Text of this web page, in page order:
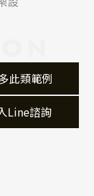
塊，讓使用
格與設備
、內頁、
圖連結與
此類範例
Line諮詢